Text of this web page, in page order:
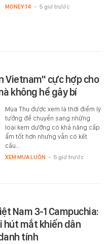
MONEY.14 - 5 giờ trước
Vietnam" cực hợp cho
không hề gây bí
Mùa Thu được xem là thời điểm lý
tưởng để chuyển sang những
loại kem dưỡng có khả năng cấp
ẩm tốt hơn nhưng vẫn có kết
cấu…
XEM MUA LUÔN - 5 giờ trước
Nam 3-1 Campuchia:
hút mắt khiến dân
tính